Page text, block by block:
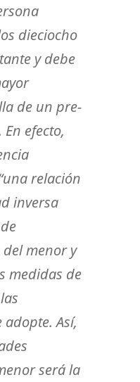
dieciocho
y debe
de un pre-
efecto,
relación
inversa
menor y
medidas de
adopte. Así,
será la